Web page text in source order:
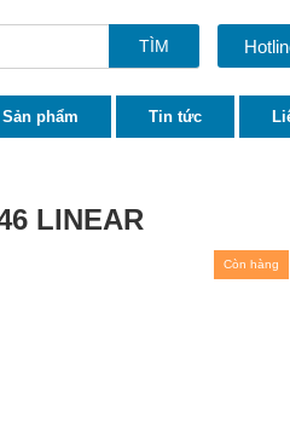
TÌM
Sản phẩm Tin tức
LINEAR
Còn hàng